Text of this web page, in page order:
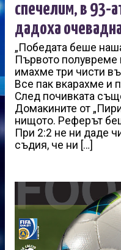
спечелим, в 93-
дадоха
„Победата беше
Първото полувреме
имахме три чисти
Все пак вкарахме и
След почивката
Домакините от
нищото. Реферът
При 2:2 не ни даде
съдия, че ни […]